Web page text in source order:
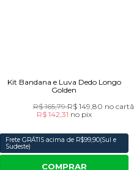
Kit Bandana e Luva Dedo Longo
Golden
R$ 165,79R$ 149,80 no
R$ 142,31 no pix
Frete GRÁTIS acima de R$99,90(Sul e
Sudeste)
COMPRAR